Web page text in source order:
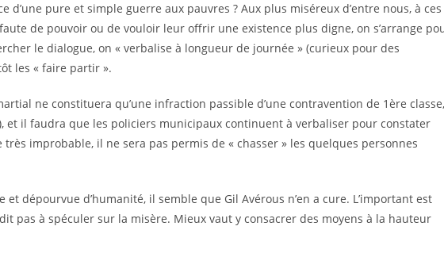
d’une pure et simple guerre aux pauvres ? Aux plus miséreux d’entre nous, à ces
de pouvoir ou de vouloir leur offrir une existence plus digne, on s’arrange
le dialogue, on « verbalise à longueur de journée » (curieux pour des
les « faire partir ».
ne constituera qu’une infraction passible d’une contravention de 1ère classe,
et il faudra que les policiers municipaux continuent à verbaliser pour constater
improbable, il ne sera pas permis de « chasser » les quelques personnes
dépourvue d’humanité, il semble que Gil Avérous n’en a cure. L’important est
pas à spéculer sur la misère. Mieux vaut y consacrer des moyens à la hauteur